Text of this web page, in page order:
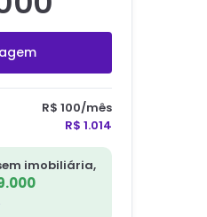
R$ 100/mês
R$ 1.014
imobiliária,